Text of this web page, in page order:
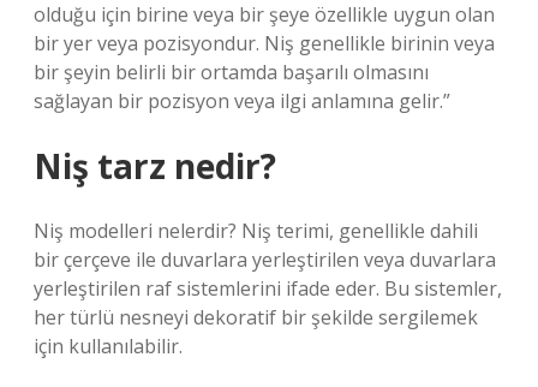
olduğu için birine veya bir şeye özellikle uygun olan
bir yer veya pozisyondur. Niş genellikle birinin veya
bir şeyin belirli bir ortamda başarılı olmasını
sağlayan bir pozisyon veya ilgi anlamına gelir.”
Niş tarz nedir?
Niş modelleri nelerdir? Niş terimi, genellikle dahili
bir çerçeve ile duvarlara yerleştirilen veya duvarlara
yerleştirilen raf sistemlerini ifade eder. Bu sistemler,
her türlü nesneyi dekoratif bir şekilde sergilemek
için kullanılabilir.